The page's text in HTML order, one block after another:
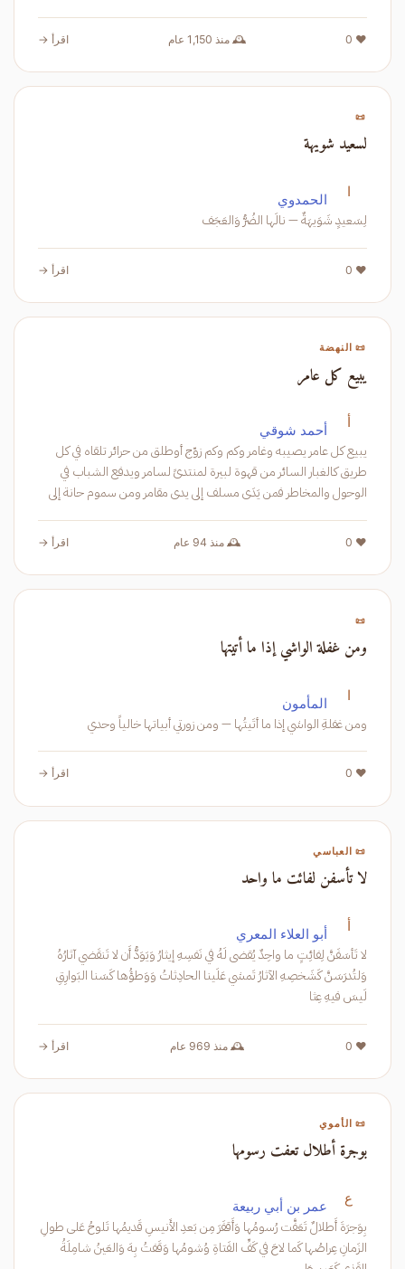
❤️ 0 🕰️ منذ 1,150 عام اقرأ →
📜
لسعيد شويهة
ا الحمدوي
لِسَعيدٍ شَوَيهَةٌ — نالَها الضُرُّ وَالعَجَف
❤️ 0 اقرأ →
📜 النهضة
يبيع كل عامر
أ أحمد شوقي
يبيع كل عامر يصيبه وغامر وكم وكم زوّج أوطلق من حرائر تلقاه في كل
طريق كالغبار السائر من قهوة لبيرة لمنتدىً لسامر ويدفع الشباب في
الوحول والمخاطر فمن يَدَى مسلف إلى يدى مقامر ومن سموم حانة إلى
❤️ 0 🕰️ منذ 94 عام اقرأ →
📜
ومن غفلة الواشي إذا ما أتيتها
ا المأمون
ومن غفلةِ الواشي إذا ما أتَيتُها — ومن زورتي أبياتها خالياً وحدي
❤️ 0 اقرأ →
📜 العباسي
لا تأسفن لفائت ما واحد
أ أبو العلاء المعري
لا تَأسَفَنَّ لِفائِتٍ ما واحِدٌ يُقضى لَهُ في نَفسِهِ إيثارُ وَيَوَدُّ أَن لا تَنقَضي آثارُهُ
وَلتُدرَسَنَّ كَشَخصِهِ الآثارُ تَمشي عَلَينا الحادِثاتُ وَوَطؤُها كَسَنا البَوارِقِ
لَيسَ فيهِ عِثا
❤️ 0 🕰️ منذ 969 عام اقرأ →
📜 الأموي
بوجرة أطلال تعفت رسومها
ع عمر بن أبي ربيعة
بِوَجرَةَ أَطلالٌ تَعَفَّت رُسومُها وَأَقفَرَ مِن بَعدِ الأَنيسِ قَديمُها تَلوحُ عَلى طولِ
الزَمانِ عِراصُها كَما لاحَ في كَفِّ الفَتاةِ وُشومُها وَقَفتُ بِهَ وَالعَينُ شامِلَةُ